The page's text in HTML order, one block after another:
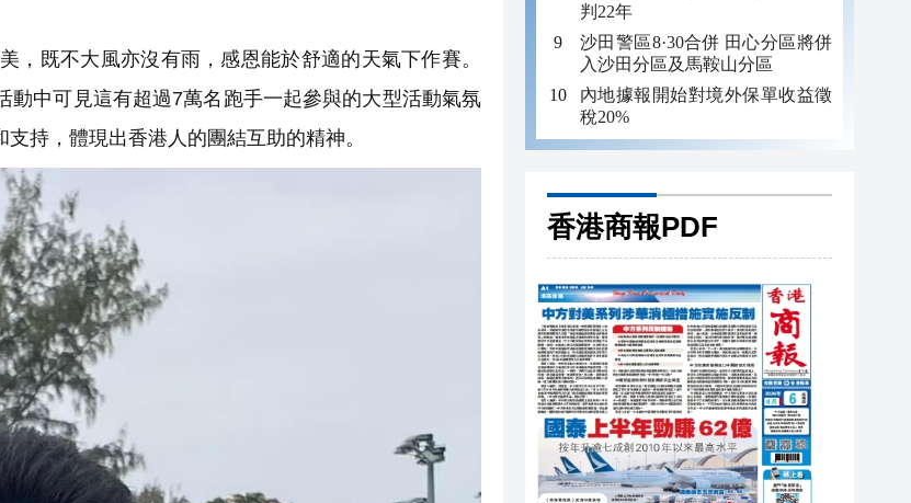
既不大風亦沒有雨，感恩能於舒適的天氣下作賽。
中可見這有超過7萬名跑手一起參與的大型活動氣氛
持，體現出香港人的團結互助的精神。
判22年
沙田警區8·30合併 田心分區將併
入沙田分區及馬鞍山分區
內地據報開始對境外保單收益徵
稅20%
香港商報PDF